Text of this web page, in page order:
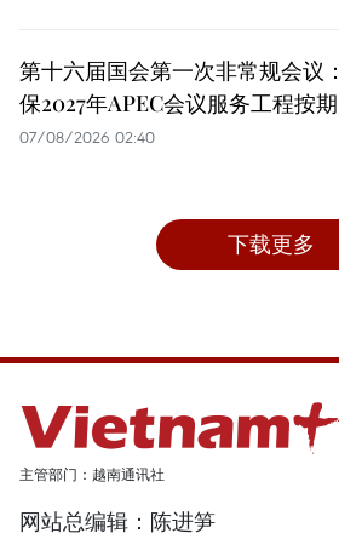
第十六届国会第一次非常规会议
保2027年APEC会议服务工程按
07/08/2026 02:40
下载更多
主管部门：越南通讯社
网站总编辑：陈进笋